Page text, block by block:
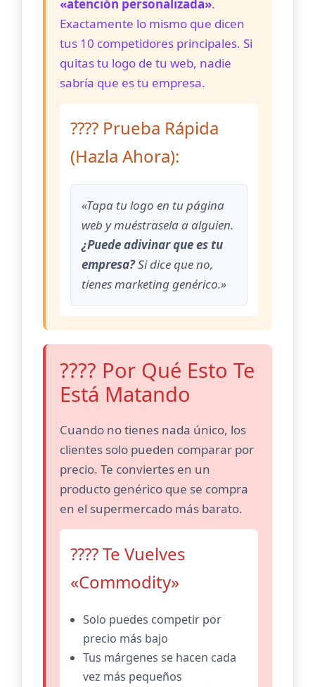
«atención personalizada».
Exactamente lo mismo que dicen
tus 10 competidores principales. Si
quitas tu logo de tu web, nadie
sabría que es tu empresa.
???? Prueba Rápida
(Hazla Ahora):
«Tapa tu logo en tu página
web y muéstrasela a alguien.
¿Puede adivinar que es tu
empresa?Si dice que no,
tienes marketing genérico.»
???? Por Qué Esto Te
Está Matando
Cuando no tienes nada único, los
clientes solo pueden comparar por
precio. Te conviertes en un
producto genérico que se compra
en el supermercado más barato.
???? Te Vuelves
«Commodity»
Solo puedes competir por
precio más bajo
Tus márgenes se hacen cada
vez más pequeños